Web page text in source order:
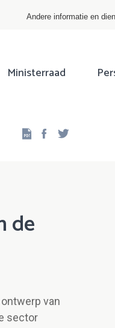
Andere informatie en
Ministerraad
Facebook
de
van
sector